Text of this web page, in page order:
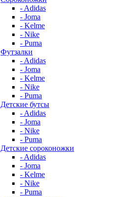
- Adidas
- Joma
- Kelme
- Nike
- Puma
Футзалки
- Adidas
- Joma
- Kelme
- Nike
- Puma
Детские бутсы
- Adidas
- Joma
- Nike
- Puma
Детские сороконожки
- Adidas
- Joma
- Kelme
- Nike
- Puma